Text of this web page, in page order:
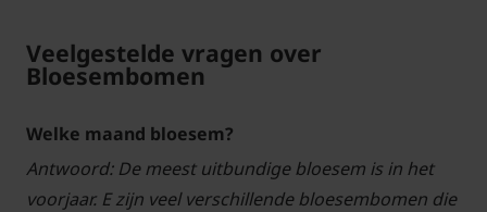
Veelgestelde vragen over
Bloesembomen
Welke maand bloesem?
Antwoord: De meest uitbundige bloesem is in het
voorjaar. E zijn veel verschillende bloesembomen die